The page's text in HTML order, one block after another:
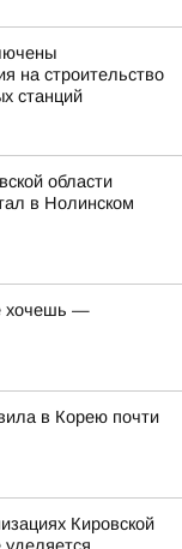
на строительство
станций
области
в Нолинском
хочешь —
в Корею почти
Кировской